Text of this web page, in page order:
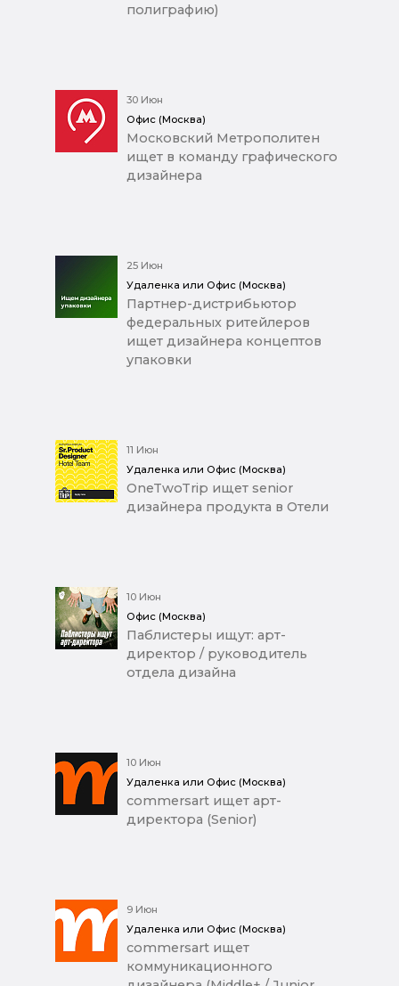
полиграфию)
30 Июн
Офис (Москва)
Московский Метрополитен
ищет в команду графического
дизайнера
25 Июн
Удаленка или Офис (Москва)
Партнер-дистрибьютор
федеральных ритейлеров
ищет дизайнера концептов
упаковки
11 Июн
Удаленка или Офис (Москва)
OneTwoTrip ищет senior
дизайнера продукта в Отели
10 Июн
Офис (Москва)
Паблистеры ищут: арт-
директор / руководитель
отдела дизайна
10 Июн
Удаленка или Офис (Москва)
commersart ищет арт-
директора (Senior)
9 Июн
Удаленка или Офис (Москва)
commersart ищет
коммуникационного